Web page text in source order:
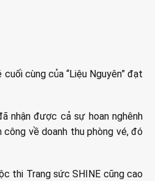
cùng của “Liệu Nguyên” đạt
nhận được cả sự hoan nghênh
về doanh thu phòng vé, đó
thi Trang sức SHINE cũng cao